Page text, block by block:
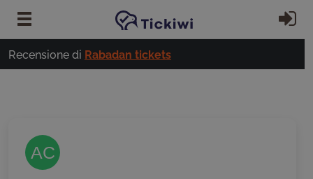
Vai al contenuto principale
Recensione di Rabadan tickets
AC